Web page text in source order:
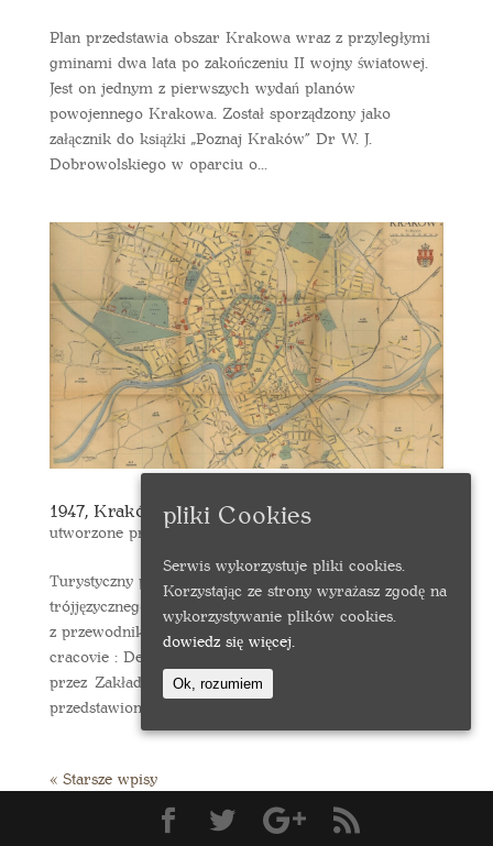
Plan przedstawia obszar Krakowa wraz z przyległymi
gminami dwa lata po zakończeniu II wojny światowej.
Jest on jednym z pierwszych wydań planów
powojennego Krakowa. Został sporządzony jako
załącznik do książki „Poznaj Kraków” Dr W. J.
Dobrowolskiego w oparciu o...
1947, Kraków
utworzone przez
Turystyczny plan Krakowa stanowi załącznik do
trójjęzycznego przewodnika “Najnowszy plan Krakowa
z przewodnikiem : Two days at Cracow deux jours a
cracovie : Deux jours a Cracovie“ wydanego
przez Zakłady Graficzne “Styl” w Krakowie. Na planie
przedstawiono...
« Starsze wpisy
pliki Cookies
Serwis wykorzystuje pliki cookies.
Korzystając ze strony wyrażasz zgodę na
wykorzystywanie plików cookies.
dowiedz się więcej.
Ok, rozumiem